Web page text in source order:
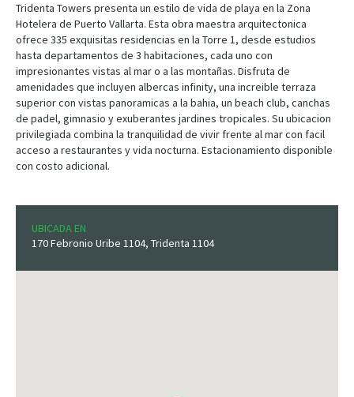
Tridenta Towers presenta un estilo de vida de playa en la Zona
Hotelera de Puerto Vallarta. Esta obra maestra arquitectonica
ofrece 335 exquisitas residencias en la Torre 1, desde estudios
hasta departamentos de 3 habitaciones, cada uno con
impresionantes vistas al mar o a las montañas. Disfruta de
amenidades que incluyen albercas infinity, una increible terraza
superior con vistas panoramicas a la bahia, un beach club, canchas
de padel, gimnasio y exuberantes jardines tropicales. Su ubicacion
privilegiada combina la tranquilidad de vivir frente al mar con facil
acceso a restaurantes y vida nocturna. Estacionamiento disponible
con costo adicional.
UBICADA EN
170 Febronio Uribe 1104, Tridenta 1104